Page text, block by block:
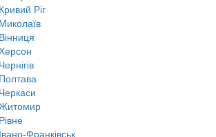
Ріг
Франківськ